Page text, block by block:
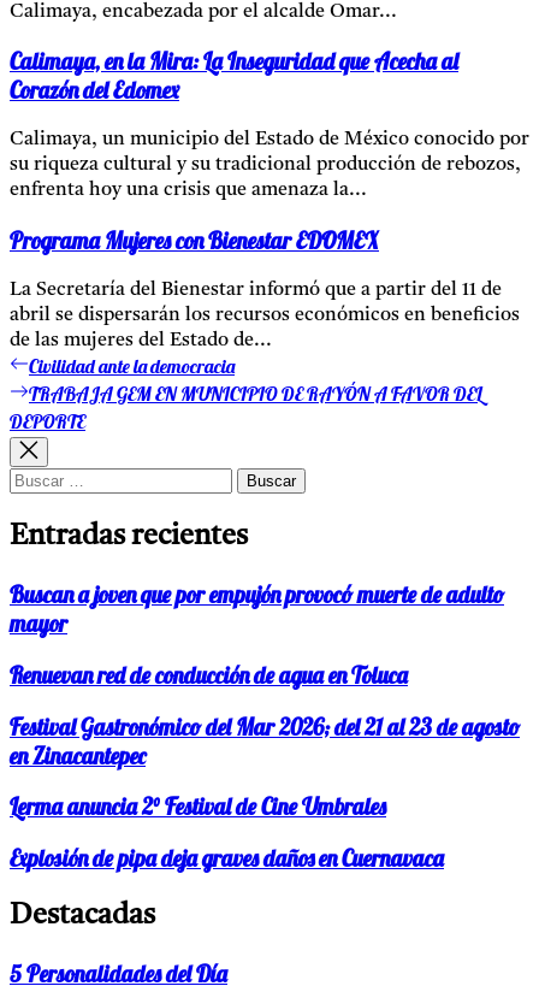
Calimaya, encabezada por el alcalde Omar...
Calimaya, en la Mira: La Inseguridad que Acecha al
Corazón del Edomex
Calimaya, un municipio del Estado de México conocido por
su riqueza cultural y su tradicional producción de rebozos,
enfrenta hoy una crisis que amenaza la...
Programa Mujeres con Bienestar EDOMEX
La Secretaría del Bienestar informó que a partir del 11 de
abril se dispersarán los recursos económicos en beneficios
de las mujeres del Estado de...
Navegación
de
entradas
Entrada
anterior:
Civilidad ante la democracia
Entrada
siguiente:
TRABAJA GEM EN MUNICIPIO DE RAYÓN A FAVOR DEL
DEPORTE
Buscar:
Entradas recientes
Buscan a joven que por empujón provocó muerte de adulto
mayor
Renuevan red de conducción de agua en Toluca
Festival Gastronómico del Mar 2026; del 21 al 23 de agosto
en Zinacantepec
Lerma anuncia 2° Festival de Cine Umbrales
Explosión de pipa deja graves daños en Cuernavaca
Destacadas
5 Personalidades del Día